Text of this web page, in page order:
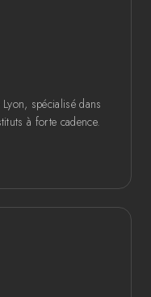
spécialisé dans
à forte cadence.